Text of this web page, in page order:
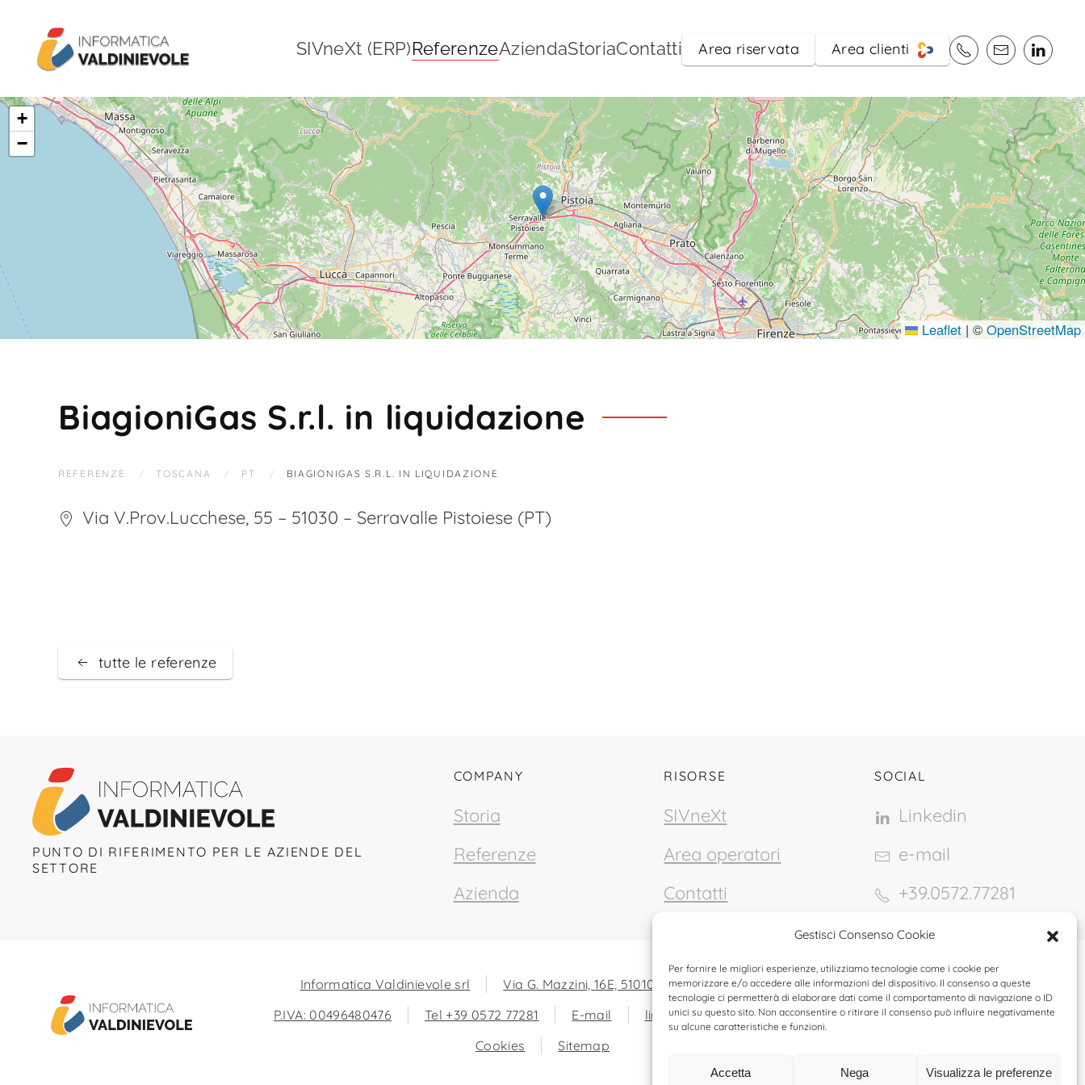
Gestisci Consenso Cookie
Per fornire le migliori esperienze, utilizziamo tecnologie come i cookie per
memorizzare e/o accedere alle informazioni del dispositivo. Il consenso a queste
tecnologie ci permetterà di elaborare dati come il comportamento di navigazione o ID
unici su questo sito. Non acconsentire o ritirare il consenso può influire negativamente
su alcune caratteristiche e funzioni.
Accetta Nega Visualizza le preferenze
Skip to main content SIVneXt (ERP)ReferenzeAziendaStoriaContatti Area riservata Area clienti
+
−
Leaflet | © OpenStreetMap
BiagioniGas S.r.l. in liquidazione
REFERENZE TOSCANA PT BIAGIONIGAS S.R.L. IN LIQUIDAZIONE
Via V.Prov.Lucchese, 55 – 51030 – Serravalle Pistoiese (PT)
tutte le referenze
PUNTO DI RIFERIMENTO PER LE AZIENDE DEL
SETTORE
COMPANY
Storia
Referenze
Azienda
RISORSE
SIVneXt
Area operatori
Contatti
SOCIAL
Linkedin
e-mail
+39.0572.77281
Informatica Valdinievole srl
Via G. Mazzini, 16E, 51010 Massa e Cozzile(PT)
P.IVA: 00496480476
Tel +39 0572 77281 E-mail linkedin
Privacy policy
Cookies
Sitemap